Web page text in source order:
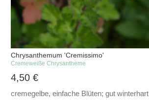
Chrysanthemum 'Cremissimo'
Cremeweiße Chrysantheme
4,50€
cremegelbe, einfache Blüten; gut winterhart